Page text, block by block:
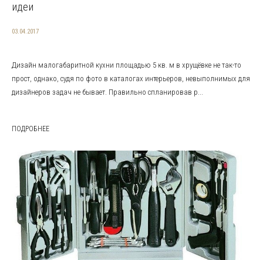
идеи
03.04.2017
Дизайн малогабаритной кухни площадью 5 кв. м в хрущёвке не так-то
прост, однако, судя по фото в каталогах интерьеров, невыполнимых для
дизайнеров задач не бывает. Правильно спланировав р...
ПОДРОБНЕЕ